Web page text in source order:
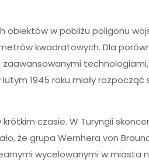
w pobliżu poligonu
kwadratowych. Dla
zaawansowanymi
1945 roku miały rozpocząć
czasie. W Turyngii
że grupa Wernhera von
wycelowanymi w miasta